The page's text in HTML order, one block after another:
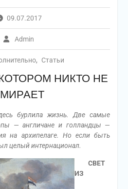
09.07.2017
Admin
, Статьи
НИКТО НЕ
бурлила жизнь. Две самые
— англичане и голландцы —
на архипелаге. Но если быть
целый интернационал.
СВЕТ
ИЗ